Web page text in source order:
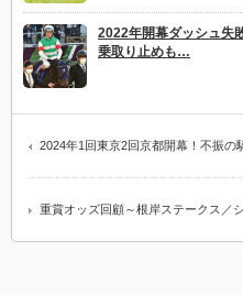
2022年開幕ダッシュ失
乗取り止めも…
2024年1回東京2回京都開幕！不振の
重賞オッズ回顧～根岸ステークス／